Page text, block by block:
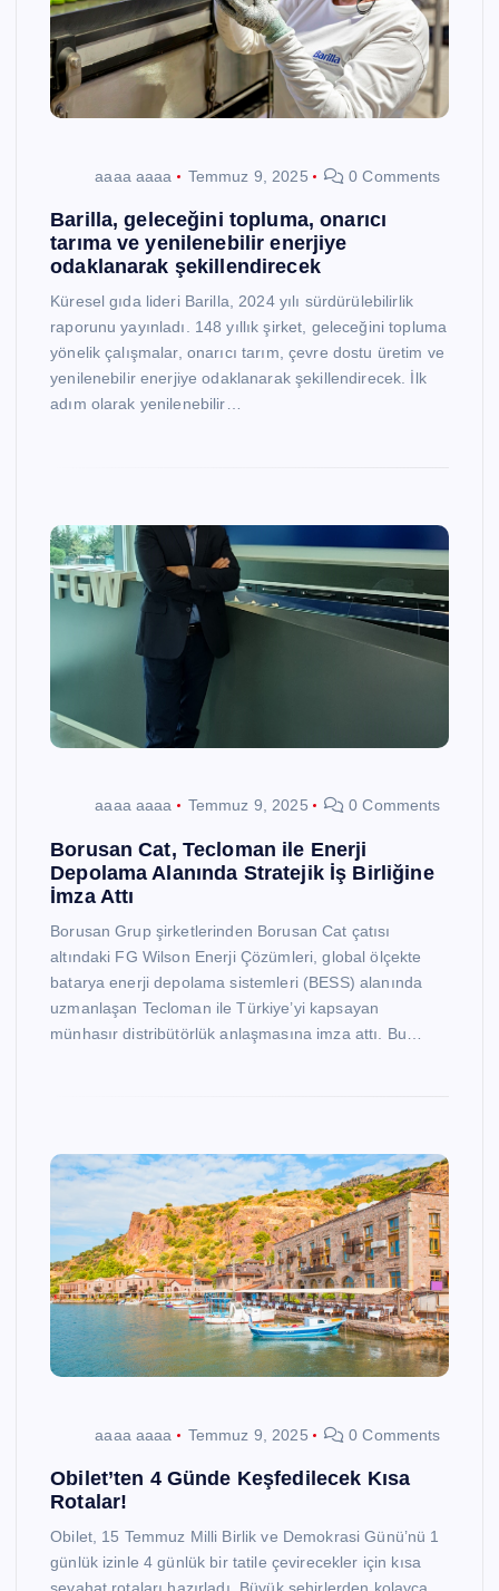
aaaa aaaa Temmuz 9, 2025 0 Comments
Barilla, geleceğini topluma, onarıcı
tarıma ve yenilenebilir enerjiye
odaklanarak şekillendirecek
Küresel gıda lideri Barilla, 2024 yılı sürdürülebilirlik
raporunu yayınladı. 148 yıllık şirket, geleceğini topluma
yönelik çalışmalar, onarıcı tarım, çevre dostu üretim ve
yenilenebilir enerjiye odaklanarak şekillendirecek. İlk
adım olarak yenilenebilir…
aaaa aaaa Temmuz 9, 2025 0 Comments
Borusan Cat, Tecloman ile Enerji
Depolama Alanında Stratejik İş Birliğine
İmza Attı
Borusan Grup şirketlerinden Borusan Cat çatısı
altındaki FG Wilson Enerji Çözümleri, global ölçekte
batarya enerji depolama sistemleri (BESS) alanında
uzmanlaşan Tecloman ile Türkiye’yi kapsayan
münhasır distribütörlük anlaşmasına imza attı. Bu…
aaaa aaaa Temmuz 9, 2025 0 Comments
Obilet’ten 4 Günde Keşfedilecek Kısa
Rotalar!
Obilet, 15 Temmuz Milli Birlik ve Demokrasi Günü’nü 1
günlük izinle 4 günlük bir tatile çevirecekler için kısa